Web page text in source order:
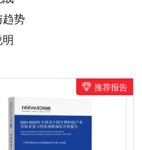
势
推荐报告